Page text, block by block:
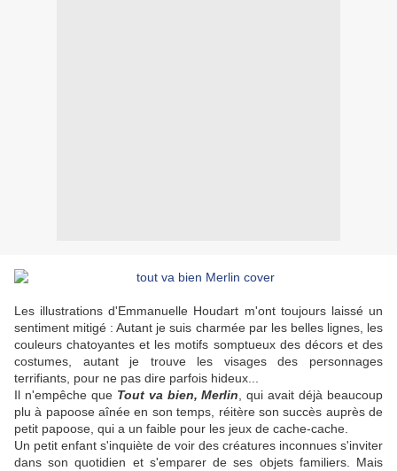
Les illustrations d'Emmanuelle Houdart m'ont toujours laissé un
sentiment mitigé : Autant je suis charmée par les belles lignes, les
couleurs chatoyantes et les motifs somptueux des décors et des
costumes, autant je trouve les visages des personnages
terrifiants, pour ne pas dire parfois hideux...
Il n'empêche que Tout va bien, Merlin , qui avait déjà beaucoup
plu à papoose aînée en son temps, réitère son succès auprès de
petit papoose, qui a un faible pour les jeux de cache-cache.
Un petit enfant s'inquiète de voir des créatures inconnues s'inviter
dans son quotidien et s'emparer de ses objets familiers. Mais